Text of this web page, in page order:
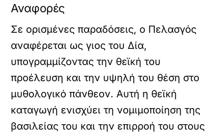
Αναφορές
Σε ορισμένες παραδόσεις, ο Πελασγός
αναφέρεται ως γιος του Δία,
υπογραμμίζοντας την θεϊκή του
προέλευση και την υψηλή του θέση στο
μυθολογικό πάνθεον. Αυτή η θεϊκή
καταγωγή ενισχύει τη νομιμοποίηση της
βασιλείας του και την επιρροή του στους